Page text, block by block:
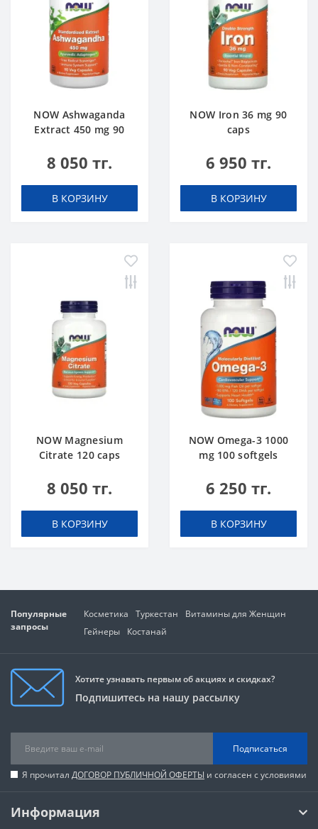
NOW Ashwaganda
Extract 450 mg 90
8 050 тг.
В КОРЗИНУ
NOW Iron 36 mg 90
caps
6 950 тг.
В КОРЗИНУ
NOW Magnesium
Citrate 120 caps
8 050 тг.
В КОРЗИНУ
NOW Omega-3 1000
mg 100 softgels
6 250 тг.
В КОРЗИНУ
Популярные
запросы
Косметика Туркестан
Витамины для Женщин
Гейнеры
Костанай
Хотите узнавать первым об акциях и скидках?
Подпишитесь на нашу рассылку
Подписаться
Я прочитал ДОГОВОР ПУБЛИЧНОЙ ОФЕРТЫ и согласен с условиями
Информация